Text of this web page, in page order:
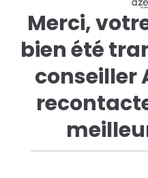
travail
solutions...
Merci,
bien été
conseiller